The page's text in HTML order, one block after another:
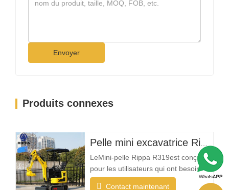
Envoyer
Produits connexes
LeMini-pelle Rippa R319est conçue
pour les utilisateurs qui ont besoin
d'une machine fiable, compacte et
Contact maintenant